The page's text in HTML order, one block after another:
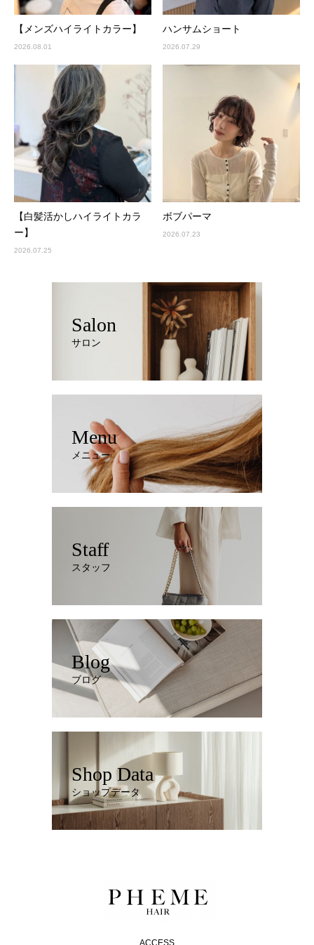
【メンズハイライトカラー】
2026.08.01
ハンサムショート
2026.07.29
【白髪活かしハイライトカラ
ー】
2026.07.25
ボブパーマ
2026.07.23
Salon
サロン
Menu
メニュー
Staff
スタッフ
Blog
ブログ
Shop Data
ショップデータ
ACCESS